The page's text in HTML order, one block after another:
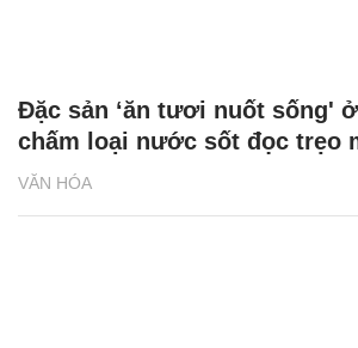
VĂN HÓA
Đặc sản ‘ăn tươi nuốt sống'
chấm loại nước sốt đọc trẹo